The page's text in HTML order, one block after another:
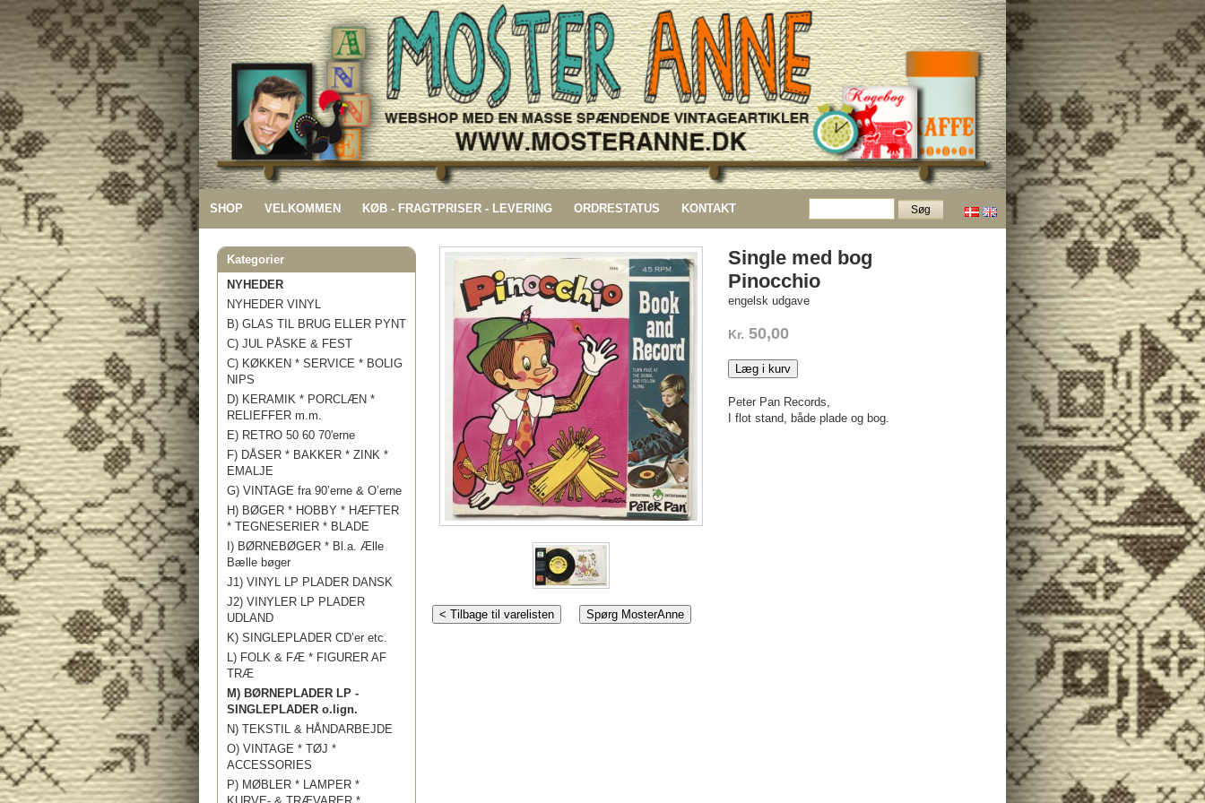
SHOP VELKOMMEN KØB - FRAGTPRISER - LEVERING ORDRESTATUS KONTAKT
Kategorier
NYHEDER
NYHEDER VINYL
B) GLAS TIL BRUG ELLER PYNT
C) JUL PÅSKE & FEST
C) KØKKEN * SERVICE * BOLIG
NIPS
D) KERAMIK * PORCLÆN *
RELIEFFER m.m.
E) RETRO 50 60 70'erne
F) DÅSER * BAKKER * ZINK *
EMALJE
G) VINTAGE fra 90’erne & O’erne
H) BØGER * HOBBY * HÆFTER
* TEGNESERIER * BLADE
I) BØRNEBØGER * Bl.a. Ælle
Bælle bøger
J1) VINYL LP PLADER DANSK
J2) VINYLER LP PLADER
UDLAND
K) SINGLEPLADER CD’er etc.
L) FOLK & FÆ * FIGURER AF
TRÆ
M) BØRNEPLADER LP -
SINGLEPLADER o.lign.
N) TEKSTIL & HÅNDARBEJDE
O) VINTAGE * TØJ *
ACCESSORIES
P) MØBLER * LAMPER *
Single med bog
Pinocchio
engelsk udgave
Kr. 50,00
Læg i kurv
Peter Pan Records,
I flot stand, både plade og bog.
< Tilbage til varelisten Spørg MosterAnne